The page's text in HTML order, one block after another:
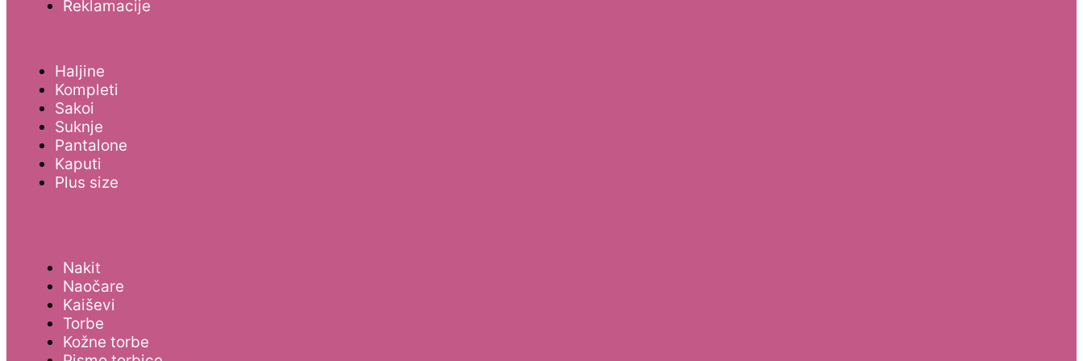
Reklamacije
Haljine
Kompleti
Sakoi
Suknje
Pantalone
Kaputi
Plus size
Nakit
Naočare
Kaiševi
Torbe
Kožne torbe